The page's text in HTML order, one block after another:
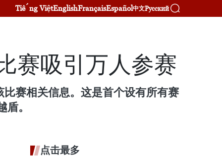
Tiếng ViệtEnglishFrançaisEspañol中文Русский
赛吸引万人参赛
赛相关信息。这是首个设有所有赛
。
点击最多